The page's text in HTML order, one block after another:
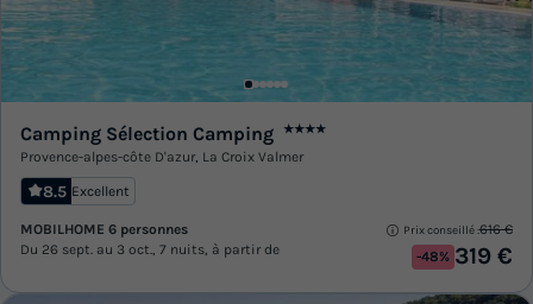
Camping Sélection Camping ★★★★
Provence-alpes-côte D'azur, La Croix Valmer
8.5 Excellent
MOBILHOME 6 personnes
Du 26 sept. au 3 oct., 7 nuits, à partir de
Prix conseillé :616 €
-48% 319 €